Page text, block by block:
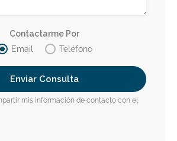
Contactarme Por
Email
Teléfono
mis información de contacto con el